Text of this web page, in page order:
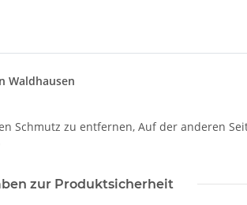
Waldhausen
Schmutz zu entfernen, Auf der anderen
zur Produktsicherheit